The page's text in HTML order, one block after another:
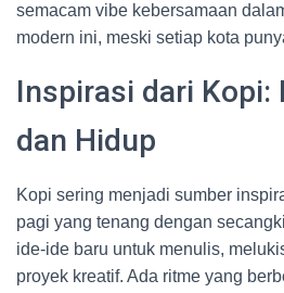
semacam vibe kebersamaan
modern ini, meski setiap kota
Inspirasi dari Kopi:
dan Hidup
Kopi sering menjadi sumber
pagi yang tenang dengan
ide-ide baru untuk menulis,
proyek kreatif. Ada ritme yang